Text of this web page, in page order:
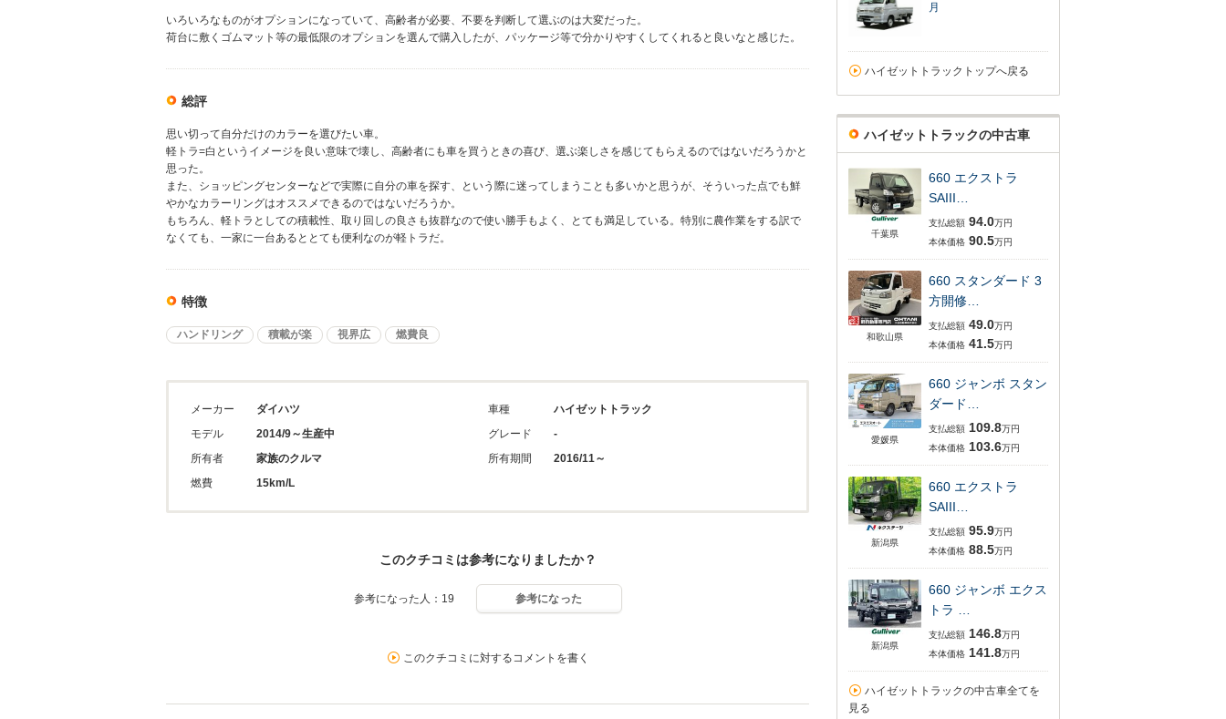
いろいろなものがオプションになっていて、高齢者が必要、不要を判断して選ぶのは大変だった。
荷台に敷くゴムマット等の最低限のオプションを選んで購入したが、パッケージ等で分かりやすくしてくれると良いなと感じた。
総評
思い切って自分だけのカラーを選びたい車。
軽トラ=白というイメージを良い意味で壊し、高齢者にも車を買うときの喜び、選ぶ楽しさを感じてもらえるのではないだろうかと
思った。
また、ショッピングセンターなどで実際に自分の車を探す、という際に迷ってしまうことも多いかと思うが、そういった点でも鮮
やかなカラーリングはオススメできるのではないだろうか。
もちろん、軽トラとしての積載性、取り回しの良さも抜群なので使い勝手もよく、とても満足している。特別に農作業をする訳で
なくても、一家に一台あるととても便利なのが軽トラだ。
特徴
ハンドリング 積載が楽 視界広 燃費良
メーカー
ダイハツ
モデル
2014/9～生産中
所有者
家族のクルマ
燃費
15km/L
車種
ハイゼットトラック
グレード
-
所有期間
2016/11～
このクチコミは参考になりましたか？
参考になった人：19 参考になった
このクチコミに対するコメントを書く
月
ハイゼットトラックトップへ戻る
ハイゼットトラックの中古車
千葉県
660 エクストラ
SAIII…
支払総額 94.0万円
本体価格 90.5万円
和歌山県
660 スタンダード 3
方開修…
支払総額 49.0万円
本体価格 41.5万円
愛媛県
660 ジャンボ スタン
ダード…
支払総額 109.8万円
本体価格 103.6万円
新潟県
660 エクストラ
SAIII…
支払総額 95.9万円
本体価格 88.5万円
新潟県
660 ジャンボ エクス
トラ …
支払総額 146.8万円
本体価格 141.8万円
ハイゼットトラックの中古車全てを
見る